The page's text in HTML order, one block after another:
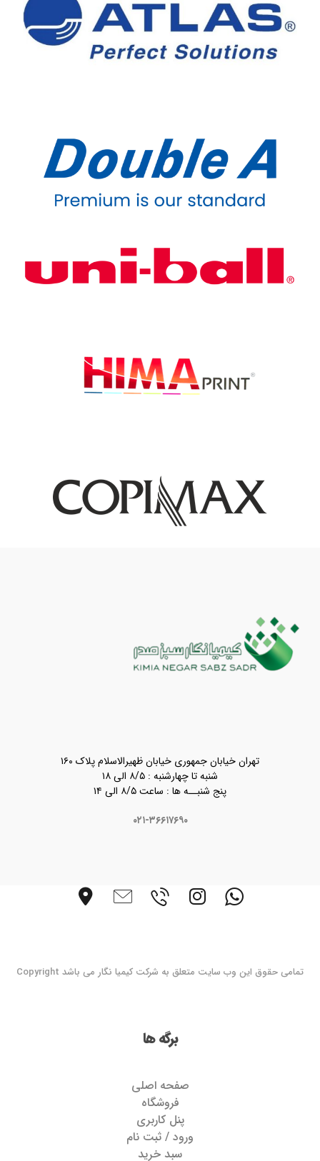
تهران خیابان جمهوری خیابان ظهیرالاسلام پلاک ۱۶۰
شنبه تا چهارشنبه : ۸/۵ الی ۱۸
پنج شنبــه ها : ساعت ۸/۵ الی ۱۴
۰۲۱-۳۶۶۱۷۶۹۰
تمامی حقوق این وب سایت متعلق به شرکت کیمیا نگار می باشد Copyright
برگه ها
صفحه اصلی
فروشگاه
پنل کاربری
ورود / ثبت نام
سبد خرید